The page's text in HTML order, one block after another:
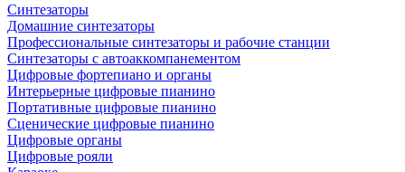
Синтезаторы
Домашние синтезаторы
Профессиональные синтезаторы и рабочие станции
Синтезаторы с автоаккомпанементом
Цифровые фортепиано и органы
Интерьерные цифровые пианино
Портативные цифровые пианино
Сценические цифровые пианино
Цифровые органы
Цифровые рояли